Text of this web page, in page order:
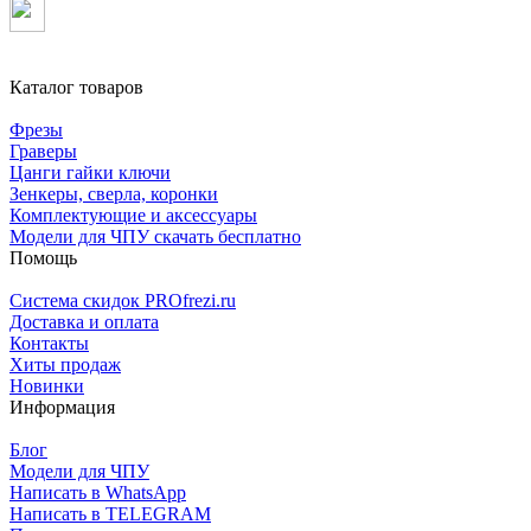
Каталог товаров
Фрезы
Граверы
Цанги гайки ключи
Зенкеры, сверла, коронки
Комплектующие и аксессуары
Модели для ЧПУ скачать бесплатно
Помощь
Система скидок PROfrezi.ru
Доставка и оплата
Контакты
Хиты продаж
Новинки
Информация
Блог
Модели для ЧПУ
Написать в WhatsApp
Написать в TELEGRAM